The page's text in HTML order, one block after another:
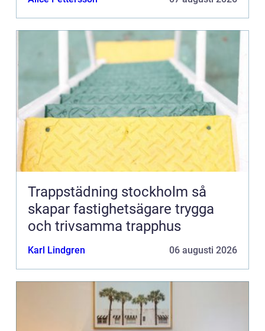
Trappstädning stockholm så
skapar fastighetsägare trygga
och trivsamma trapphus
Karl Lindgren 06 augusti 2026